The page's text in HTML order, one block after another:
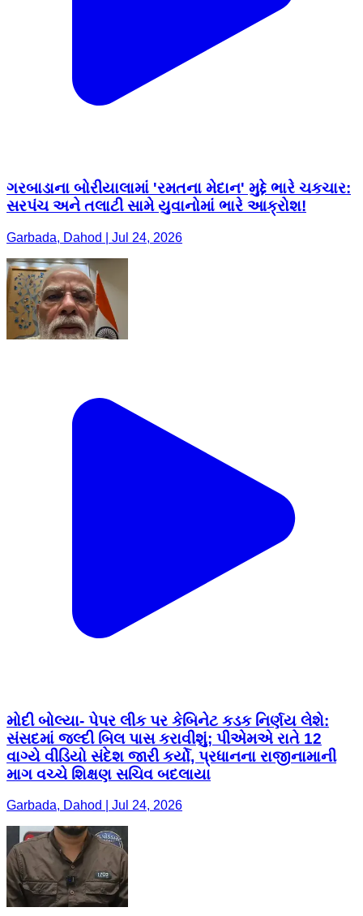
ગરબાડાના બોરીયાલામાં 'રમતના મેદાન' મુદ્દે ભારે ચકચાર:
સરપંચ અને તલાટી સામે યુવાનોમાં ભારે આક્રોશ!
Garbada, Dahod | Jul 24, 2026
મોદી બોલ્યા- પેપર લીક પર કેબિનેટ કડક નિર્ણય લેશે:
સંસદમાં જલ્દી બિલ પાસ કરાવીશું; પીએમએ રાતે 12
વાગ્યે વીડિયો સંદેશ જારી કર્યો, પ્રધાનના રાજીનામાની
માગ વચ્ચે શિક્ષણ સચિવ બદલાયા
Garbada, Dahod | Jul 24, 2026